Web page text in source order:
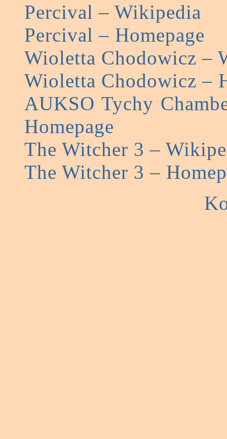
Percival – Wikipedia
Percival – Homepage
Wioletta Chodowicz –
Wioletta Chodowicz –
AUKSO Tychy
Homepage
The Witcher 3 –
The Witcher 3 –